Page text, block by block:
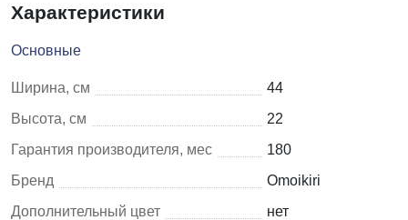
Характеристики
Основные
Ширина, см
44
Высота, см
22
Гарантия производителя, мес
180
Бренд
Omoikiri
Дополнительный цвет
нет